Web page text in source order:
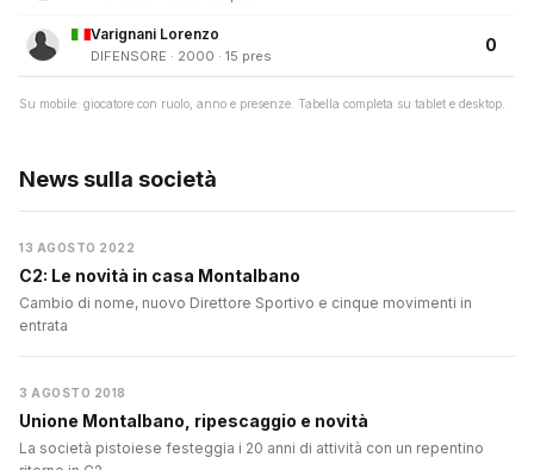
Varignani Lorenzo
DIFENSORE · 2000 · 15 pres
0
Su mobile: giocatore con ruolo, anno e presenze. Tabella completa su tablet e desktop.
News sulla società
13 AGOSTO 2022
C2: Le novità in casa Montalbano
Cambio di nome, nuovo Direttore Sportivo e cinque movimenti in
entrata
3 AGOSTO 2018
Unione Montalbano, ripescaggio e novità
La società pistoiese festeggia i 20 anni di attività con un repentino